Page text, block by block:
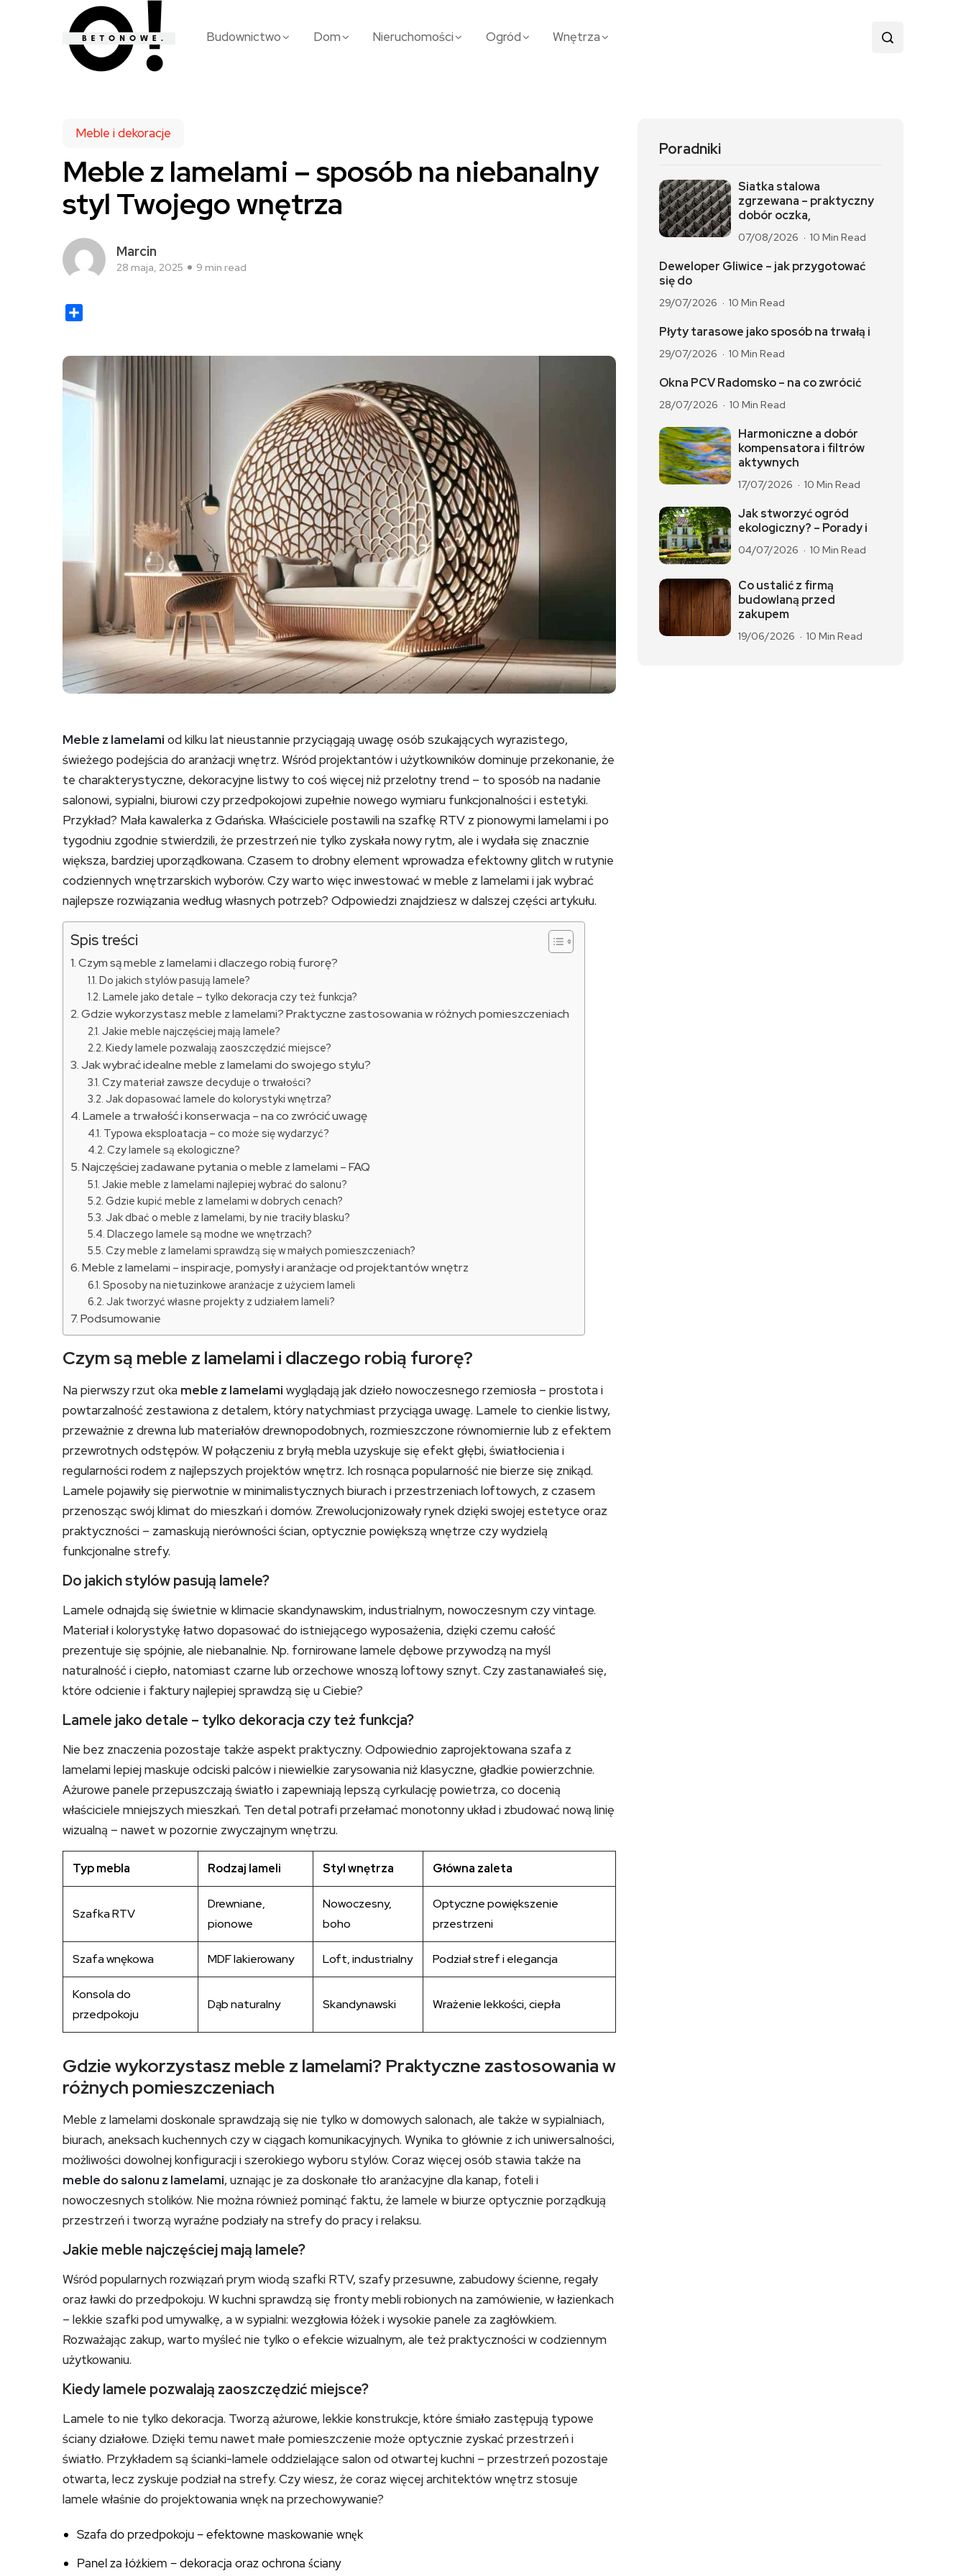
Budownictwo Dom Nieruchomości Ogród Wnętrza
Meble i dekoracje
Meble z lamelami – sposób na niebanalny
styl Twojego wnętrza
Marcin
28 maja, 2025 9 min read
Meble z lamelami od kilku lat nieustannie przyciągają uwagę osób szukających wyrazistego,
świeżego podejścia do aranżacji wnętrz. Wśród projektantów i użytkowników dominuje przekonanie, że
te charakterystyczne, dekoracyjne listwy to coś więcej niż przelotny trend – to sposób na nadanie
salonowi, sypialni, biurowi czy przedpokojowi zupełnie nowego wymiaru funkcjonalności i estetyki.
Przykład? Mała kawalerka z Gdańska. Właściciele postawili na szafkę RTV z pionowymi lamelami i po
tygodniu zgodnie stwierdzili, że przestrzeń nie tylko zyskała nowy rytm, ale i wydała się znacznie
większa, bardziej uporządkowana. Czasem to drobny element wprowadza efektowny glitch w rutynie
codziennych wnętrzarskich wyborów. Czy warto więc inwestować w meble z lamelami i jak wybrać
najlepsze rozwiązania według własnych potrzeb? Odpowiedzi znajdziesz w dalszej części artykułu.
Spis treści
Czym są meble z lamelami i dlaczego robią furorę?
Do jakich stylów pasują lamele?
Lamele jako detale – tylko dekoracja czy też funkcja?
Gdzie wykorzystasz meble z lamelami? Praktyczne zastosowania w różnych pomieszczeniach
Jakie meble najczęściej mają lamele?
Kiedy lamele pozwalają zaoszczędzić miejsce?
Jak wybrać idealne meble z lamelami do swojego stylu?
Czy materiał zawsze decyduje o trwałości?
Jak dopasować lamele do kolorystyki wnętrza?
Lamele a trwałość i konserwacja – na co zwrócić uwagę
Typowa eksploatacja – co może się wydarzyć?
Czy lamele są ekologiczne?
Najczęściej zadawane pytania o meble z lamelami – FAQ
Jakie meble z lamelami najlepiej wybrać do salonu?
Gdzie kupić meble z lamelami w dobrych cenach?
Jak dbać o meble z lamelami, by nie traciły blasku?
Dlaczego lamele są modne we wnętrzach?
Czy meble z lamelami sprawdzą się w małych pomieszczeniach?
Meble z lamelami – inspiracje, pomysły i aranżacje od projektantów wnętrz
Sposoby na nietuzinkowe aranżacje z użyciem lameli
Jak tworzyć własne projekty z udziałem lameli?
Podsumowanie
Czym są meble z lamelami i dlaczego robią furorę?
Na pierwszy rzut oka meble z lamelami wyglądają jak dzieło nowoczesnego rzemiosła – prostota i
powtarzalność zestawiona z detalem, który natychmiast przyciąga uwagę. Lamele to cienkie listwy,
przeważnie z drewna lub materiałów drewnopodobnych, rozmieszczone równomiernie lub z efektem
przewrotnych odstępów. W połączeniu z bryłą mebla uzyskuje się efekt głębi, światłocienia i
regularności rodem z najlepszych projektów wnętrz. Ich rosnąca popularność nie bierze się znikąd.
Lamele pojawiły się pierwotnie w minimalistycznych biurach i przestrzeniach loftowych, z czasem
przenosząc swój klimat do mieszkań i domów. Zrewolucjonizowały rynek dzięki swojej estetyce oraz
praktyczności – zamaskują nierówności ścian, optycznie powiększą wnętrze czy wydzielą
funkcjonalne strefy.
Do jakich stylów pasują lamele?
Lamele odnajdą się świetnie w klimacie skandynawskim, industrialnym, nowoczesnym czy vintage.
Materiał i kolorystykę łatwo dopasować do istniejącego wyposażenia, dzięki czemu całość
prezentuje się spójnie, ale niebanalnie. Np. fornirowane lamele dębowe przywodzą na myśl
naturalność i ciepło, natomiast czarne lub orzechowe wnoszą loftowy sznyt. Czy zastanawiałeś się,
które odcienie i faktury najlepiej sprawdzą się u Ciebie?
Lamele jako detale – tylko dekoracja czy też funkcja?
Nie bez znaczenia pozostaje także aspekt praktyczny. Odpowiednio zaprojektowana szafa z
lamelami lepiej maskuje odciski palców i niewielkie zarysowania niż klasyczne, gładkie powierzchnie.
Ażurowe panele przepuszczają światło i zapewniają lepszą cyrkulację powietrza, co docenią
właściciele mniejszych mieszkań. Ten detal potrafi przełamać monotonny układ i zbudować nową linię
wizualną – nawet w pozornie zwyczajnym wnętrzu.
Typ mebla Rodzaj lameli Styl wnętrza Główna zaleta
Szafka RTV
Drewniane,
pionowe
Nowoczesny,
boho
Optyczne powiększenie
przestrzeni
Szafa wnękowa MDF lakierowany Loft, industrialny Podział stref i elegancja
Konsola do
przedpokoju
Dąb naturalny Skandynawski Wrażenie lekkości, ciepła
Gdzie wykorzystasz meble z lamelami? Praktyczne zastosowania w
różnych pomieszczeniach
Meble z lamelami doskonale sprawdzają się nie tylko w domowych salonach, ale także w sypialniach,
biurach, aneksach kuchennych czy w ciągach komunikacyjnych. Wynika to głównie z ich uniwersalności,
możliwości dowolnej konfiguracji i szerokiego wyboru stylów. Coraz więcej osób stawia także na
meble do salonu z lamelami, uznając je za doskonałe tło aranżacyjne dla kanap, foteli i
nowoczesnych stolików. Nie można również pominąć faktu, że lamele w biurze optycznie porządkują
przestrzeń i tworzą wyraźne podziały na strefy do pracy i relaksu.
Jakie meble najczęściej mają lamele?
Wśród popularnych rozwiązań prym wiodą szafki RTV, szafy przesuwne, zabudowy ścienne, regały
oraz ławki do przedpokoju. W kuchni sprawdzą się fronty mebli robionych na zamówienie, w łazienkach
– lekkie szafki pod umywalkę, a w sypialni: wezgłowia łóżek i wysokie panele za zagłówkiem.
Rozważając zakup, warto myśleć nie tylko o efekcie wizualnym, ale też praktyczności w codziennym
użytkowaniu.
Kiedy lamele pozwalają zaoszczędzić miejsce?
Lamele to nie tylko dekoracja. Tworzą ażurowe, lekkie konstrukcje, które śmiało zastępują typowe
ściany działowe. Dzięki temu nawet małe pomieszczenie może optycznie zyskać przestrzeń i
światło. Przykładem są ścianki-lamele oddzielające salon od otwartej kuchni – przestrzeń pozostaje
otwarta, lecz zyskuje podział na strefy. Czy wiesz, że coraz więcej architektów wnętrz stosuje
lamele właśnie do projektowania wnęk na przechowywanie?
Szafa do przedpokoju – efektowne maskowanie wnęk
Panel za łóżkiem – dekoracja oraz ochrona ściany
Poradniki
Siatka stalowa
zgrzewana – praktyczny
dobór oczka,
07/08/2026 10 Min Read
Deweloper Gliwice – jak przygotować
się do
29/07/2026 10 Min Read
Płyty tarasowe jako sposób na trwałą i
29/07/2026 10 Min Read
Okna PCV Radomsko – na co zwrócić
28/07/2026 10 Min Read
Harmoniczne a dobór
kompensatora i filtrów
aktywnych
17/07/2026 10 Min Read
Jak stworzyć ogród
ekologiczny? – Porady i
04/07/2026 10 Min Read
Co ustalić z firmą
budowlaną przed
zakupem
19/06/2026 10 Min Read